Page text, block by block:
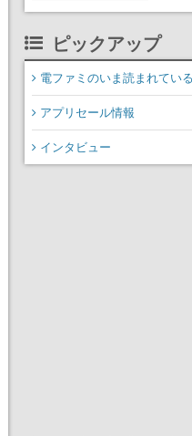
は8
ピックアップ
電ファミのいま読まれてい
アプリセール情報
インタビュー